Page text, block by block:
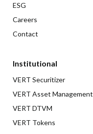
ESG
Careers
Contact
Institutional
VERT Securitizer
VERT Asset Management
VERT DTVM
VERT Tokens